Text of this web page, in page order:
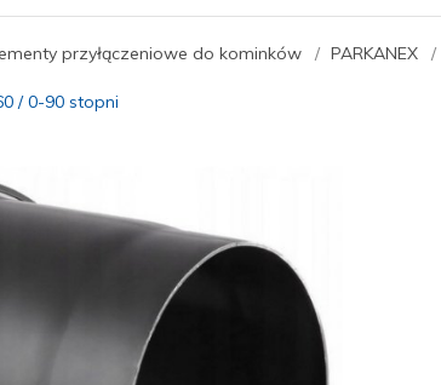
przyłączeniowe do kominków PARKANEX
/ 0-90 stopni